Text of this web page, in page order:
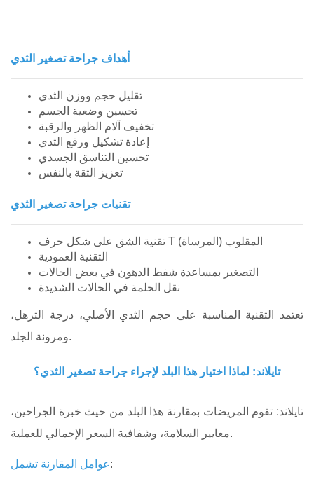
أهداف جراحة تصغير الثدي
تقليل حجم ووزن الثدي
تحسين وضعية الجسم
تخفيف آلام الظهر والرقبة
إعادة تشكيل ورفع الثدي
تحسين التناسق الجسدي
تعزيز الثقة بالنفس
تقنيات جراحة تصغير الثدي
تقنية الشق على شكل حرف T المقلوب (المرساة)
التقنية العمودية
التصغير بمساعدة شفط الدهون في بعض الحالات
نقل الحلمة في الحالات الشديدة
تعتمد التقنية المناسبة على حجم الثدي الأصلي، درجة الترهل،
ومرونة الجلد.
تايلاند: لماذا اختيار هذا البلد لإجراء جراحة تصغير الثدي؟
تايلاند: تقوم المريضات بمقارنة هذا البلد من حيث خبرة الجراحين،
معايير السلامة، وشفافية السعر الإجمالي للعملية.
عوامل المقارنة تشمل: